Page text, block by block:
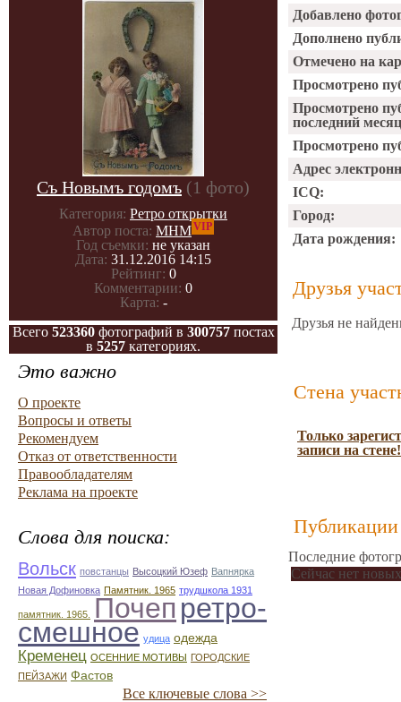
Съ Новымъ годомъ (1 фото)
Категория: Ретро открытки
Автор поста: МНМVIP
Год съемки: не указан
Дата: 31.12.2016 14:15
Рейтинг: 0
Комментарии: 0
Карта: -
Всего 523360фотографий в 300757постах
в 5257 категориях.
Это важно
О проекте
Вопросы и ответы
Рекомендуем
Отказ от ответственности
Правообладателям
Реклама на проекте
Слова для поиска:
Вольск повстанцы Высоцкий Юзеф Вапнярка
Новая Дофиновка Памятник. 1965 трудшкола 1931
памятник. 1965. Почеп ретро-
смешное удица одежда
Кременец ОСЕННИЕ МОТИВЫ ГОРОДСКИЕ
ПЕЙЗАЖИ Фастов
Все ключевые слова >>
Добавлено
Дополнено
Отмечено на
Просмотрено
Просмотрено
последний
Просмотрено
Адрес
ICQ:
Город:
Дата рождения:
Друзья
Друзья не
Стена
Только
записи на стене!
Публикации
Последние
Сейчас нет